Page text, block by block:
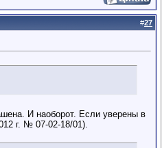
#27
И наоборот. Если уверены в
г. № 07-02-18/01).